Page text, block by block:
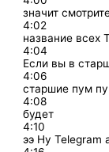
значит
4:02
название всех
4:04
Если вы в
4:06
старшие пум
4:08
будет
4:10
ээ Ну Telegram